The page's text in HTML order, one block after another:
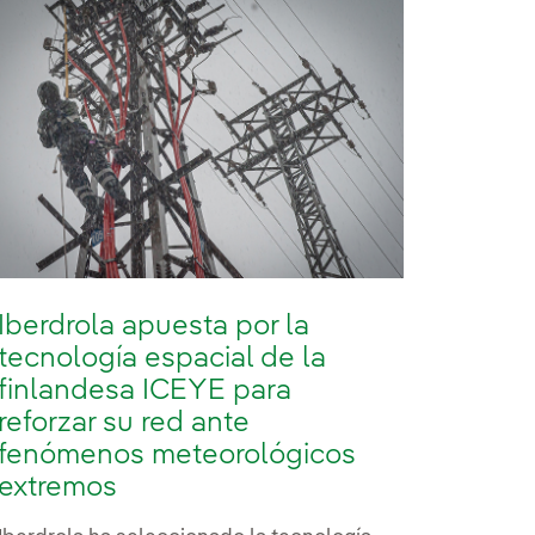
apuesta por la
espacial de la
ICEYE para
su red ante
meteorológicos